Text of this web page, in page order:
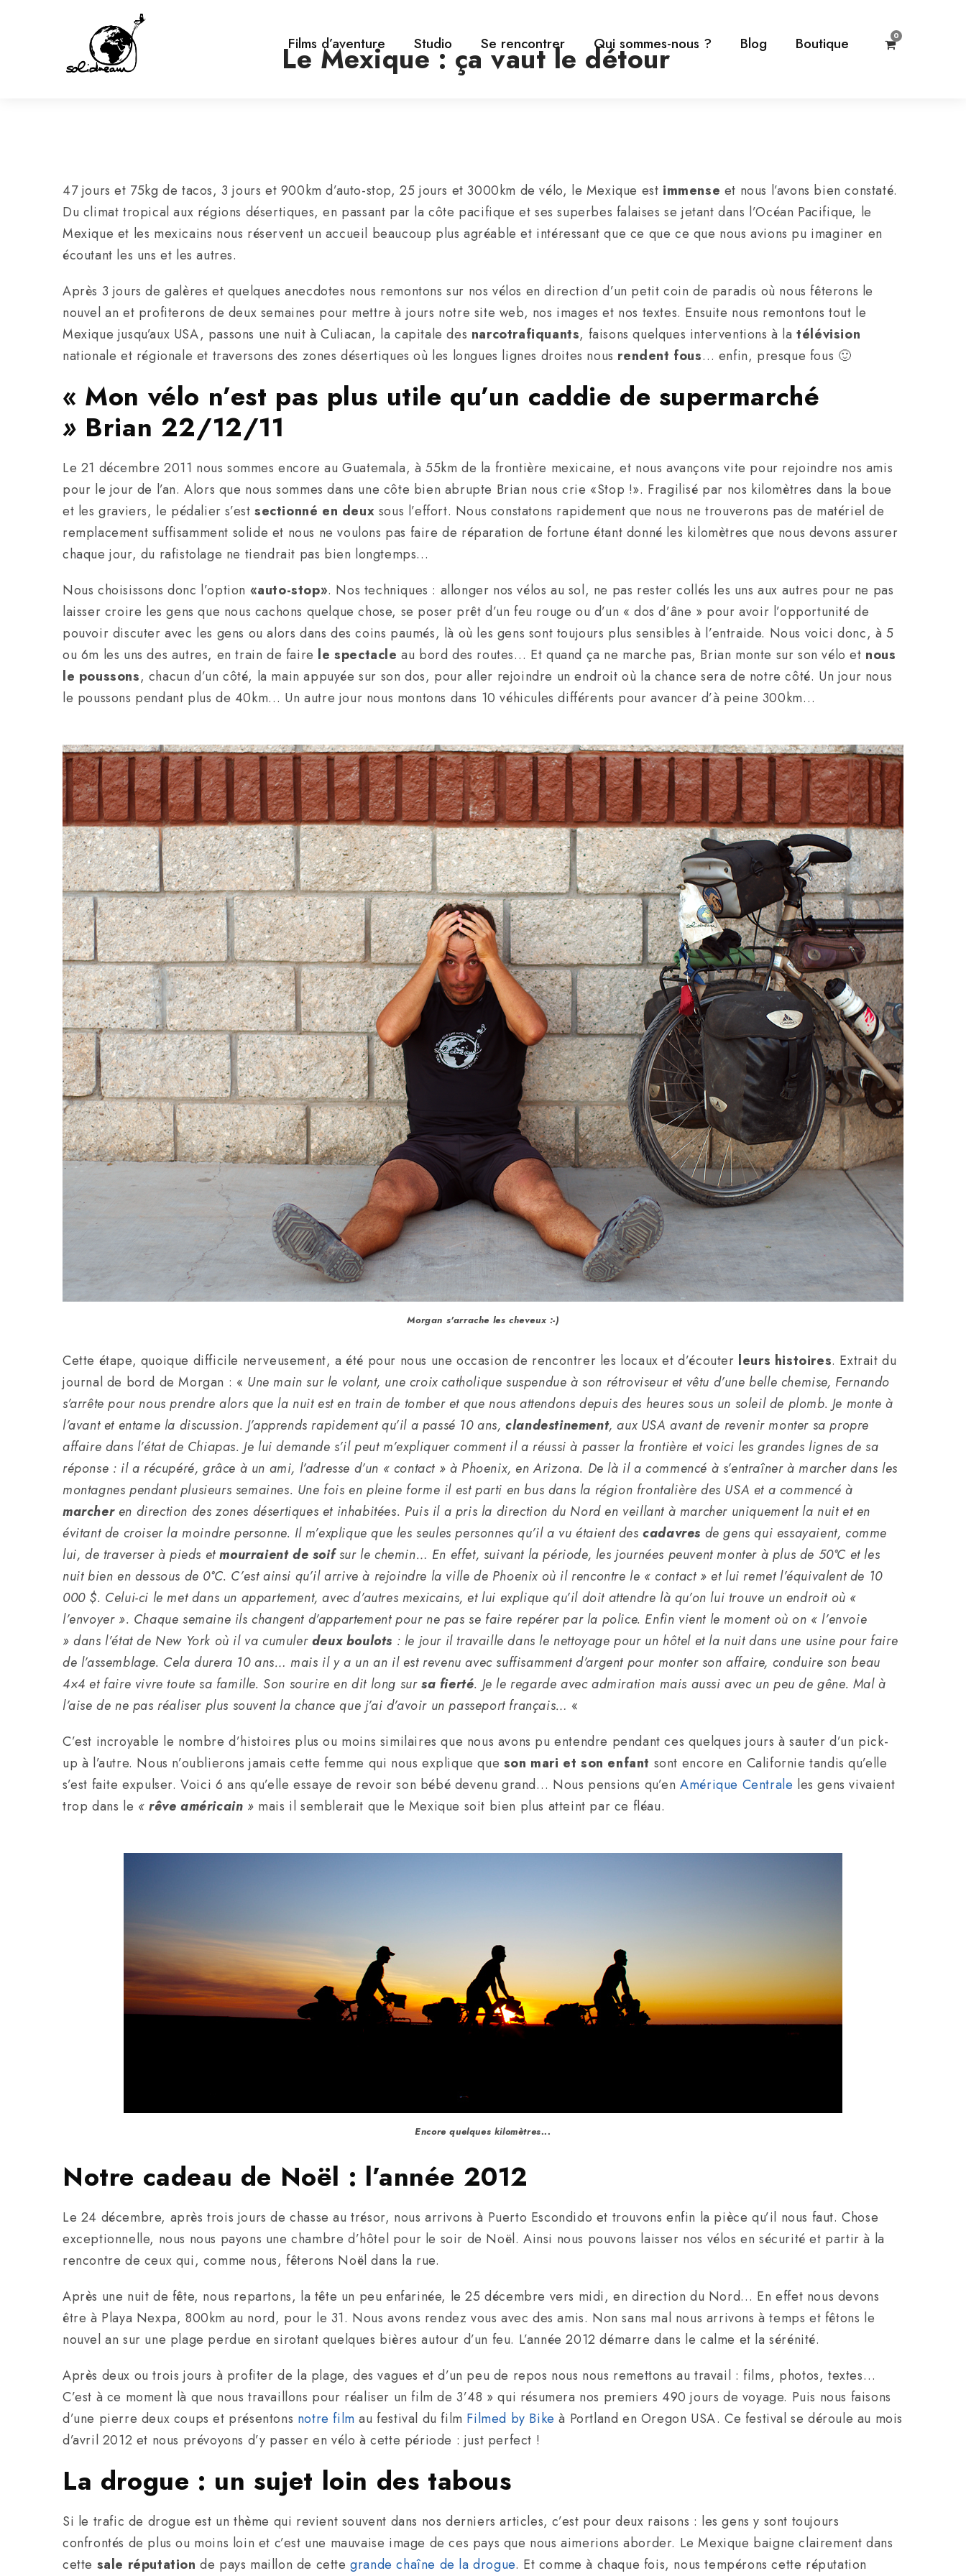
Films d’aventure Studio Se rencontrer Qui sommes-nous ? Blog Boutique 0
Le Mexique : ça vaut le détour
47 jours et 75kg de tacos, 3 jours et 900km d’auto-stop, 25 jours et 3000km de vélo, le Mexique est immense et nous l’avons bien constaté.
Du climat tropical aux régions désertiques, en passant par la côte pacifique et ses superbes falaises se jetant dans l’Océan Pacifique, le
Mexique et les mexicains nous réservent un accueil beaucoup plus agréable et intéressant que ce que ce que nous avions pu imaginer en
écoutant les uns et les autres.
Après 3 jours de galères et quelques anecdotes nous remontons sur nos vélos en direction d’un petit coin de paradis où nous fêterons le
nouvel an et profiterons de deux semaines pour mettre à jours notre site web, nos images et nos textes. Ensuite nous remontons tout le
Mexique jusqu’aux USA, passons une nuit à Culiacan, la capitale des narcotrafiquants, faisons quelques interventions à la télévision
nationale et régionale et traversons des zones désertiques où les longues lignes droites nous rendent fous… enfin, presque fous 🙂
« Mon vélo n’est pas plus utile qu’un caddie de supermarché
» Brian 22/12/11
Le 21 décembre 2011 nous sommes encore au Guatemala, à 55km de la frontière mexicaine, et nous avançons vite pour rejoindre nos amis
pour le jour de l’an. Alors que nous sommes dans une côte bien abrupte Brian nous crie «Stop !». Fragilisé par nos kilomètres dans la boue
et les graviers, le pédalier s’estsectionné en deux sous l’effort. Nous constatons rapidement que nous ne trouverons pas de matériel de
remplacement suffisamment solide et nous ne voulons pas faire de réparation de fortune étant donné les kilomètres que nous devons assurer
chaque jour, du rafistolage ne tiendrait pas bien longtemps…
Nous choisissons donc l’option «auto-stop». Nos techniques : allonger nos vélos au sol, ne pas rester collés les uns aux autres pour ne pas
laisser croire les gens que nous cachons quelque chose, se poser prêt d’un feu rouge ou d’un « dos d’âne » pour avoir l’opportunité de
pouvoir discuter avec les gens ou alors dans des coins paumés, là où les gens sont toujours plus sensibles à l’entraide. Nous voici donc, à 5
ou 6m les uns des autres, en train de faire le spectacle au bord des routes… Et quand ça ne marche pas, Brian monte sur son vélo et nous
le poussons, chacun d’un côté, la main appuyée sur son dos, pour aller rejoindre un endroit où la chance sera de notre côté. Un jour nous
le poussons pendant plus de 40km… Un autre jour nous montons dans 10 véhicules différents pour avancer d’à peine 300km…
Morgan s'arrache les cheveux :-)
Cette étape, quoique difficile nerveusement, a été pour nous une occasion de rencontrer les locaux et d’écouter leurs histoires. Extrait du
journal de bord de Morgan : « Une main sur le volant, une croix catholique suspendue à son rétroviseur et vêtu d’une belle chemise, Fernando
s’arrête pour nous prendre alors que la nuit est en train de tomber et que nous attendons depuis des heures sous un soleil de plomb. Je monte à
l’avant et entame la discussion. J’apprends rapidement qu’il a passé 10 ans, clandestinement, aux USA avant de revenir monter sa propre
affaire dans l’état de Chiapas. Je lui demande s’il peut m’expliquer comment il a réussi à passer la frontière et voici les grandes lignes de sa
réponse : il a récupéré, grâce à un ami, l’adresse d’un « contact » à Phoenix, en Arizona. De là il a commencé à s’entraîner à marcher dans les
montagnes pendant plusieurs semaines. Une fois en pleine forme il est parti en bus dans la région frontalière des USA et a commencé à
marcheren direction des zones désertiques et inhabitées. Puis il a pris la direction du Nord en veillant à marcher uniquement la nuit et en
évitant de croiser la moindre personne. Il m’explique que les seules personnes qu’il a vu étaient descadavres de gens qui essayaient, comme
lui, de traverser à pieds etmourraient de soifsur le chemin… En effet, suivant la période, les journées peuvent monter à plus de 50°C et les
nuit bien en dessous de 0°C. C’est ainsi qu’il arrive à rejoindre la ville de Phoenix où il rencontre le « contact » et lui remet l’équivalent de 10
000 $. Celui-ci le met dans un appartement, avec d’autres mexicains, et lui explique qu’il doit attendre là qu’on lui trouve un endroit où «
l’envoyer ». Chaque semaine ils changent d’appartement pour ne pas se faire repérer par la police. Enfin vient le moment où on « l’envoie
» dans l’état de New York où il va cumulerdeux boulots : le jour il travaille dans le nettoyage pour un hôtel et la nuit dans une usine pour faire
de l’assemblage. Cela durera 10 ans… mais il y a un an il est revenu avec suffisamment d’argent pour monter son affaire, conduire son beau
4×4 et faire vivre toute sa famille. Son sourire en dit long sursa fierté. Je le regarde avec admiration mais aussi avec un peu de gêne. Mal à
l’aise de ne pas réaliser plus souvent la chance que j’ai d’avoir un passeport français… «
C’est incroyable le nombre d’histoires plus ou moins similaires que nous avons pu entendre pendant ces quelques jours à sauter d’un pick-
up à l’autre. Nous n’oublierons jamais cette femme qui nous explique que son mari et son enfant sont encore en Californie tandis qu’elle
s’est faite expulser. Voici 6 ans qu’elle essaye de revoir son bébé devenu grand… Nous pensions qu’enAmérique Centrale les gens vivaient
trop dans le «rêve américain » mais il semblerait que le Mexique soit bien plus atteint par ce fléau.
Encore quelques kilomètres...
Notre cadeau de Noël : l’année 2012
Le 24 décembre, après trois jours de chasse au trésor, nous arrivons à Puerto Escondido et trouvons enfin la pièce qu’il nous faut. Chose
exceptionnelle, nous nous payons une chambre d’hôtel pour le soir de Noël. Ainsi nous pouvons laisser nos vélos en sécurité et partir à la
rencontre de ceux qui, comme nous, fêterons Noël dans la rue.
Après une nuit de fête, nous repartons, la tête un peu enfarinée, le 25 décembre vers midi, en direction du Nord… En effet nous devons
être à Playa Nexpa, 800km au nord, pour le 31. Nous avons rendez vous avec des amis. Non sans mal nous arrivons à temps et fêtons le
nouvel an sur une plage perdue en sirotant quelques bières autour d’un feu. L’année 2012 démarre dans le calme et la sérénité.
Après deux ou trois jours à profiter de la plage, des vagues et d’un peu de repos nous nous remettons au travail : films, photos, textes…
C’est à ce moment là que nous travaillons pour réaliser un film de 3’48 » qui résumera nos premiers 490 jours de voyage. Puis nous faisons
d’une pierre deux coups et présentons notre film au festival du film Filmed by Bike à Portland en Oregon USA. Ce festival se déroule au mois
d’avril 2012 et nous prévoyons d’y passer en vélo à cette période : just perfect !
La drogue : un sujet loin des tabous
Si le trafic de drogue est un thème qui revient souvent dans nos derniers articles, c’est pour deux raisons : les gens y sont toujours
confrontés de plus ou moins loin et c’est une mauvaise image de ces pays que nous aimerions aborder. Le Mexique baigne clairement dans
cette sale réputation de pays maillon de cettegrande chaîne de la drogue. Et comme à chaque fois, nous tempérons cette réputation